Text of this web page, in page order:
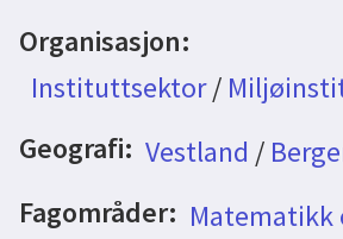
Organisasjon:
Instituttsektor/
Geografi: Vestland /
Fagområder: Matematikk